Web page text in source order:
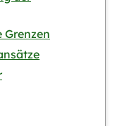
Grenzen